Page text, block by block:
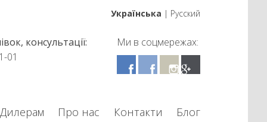
Українська | Русский
Ми в соцмережах:
консультації:
01
Дилерам Про нас Контакти Блог